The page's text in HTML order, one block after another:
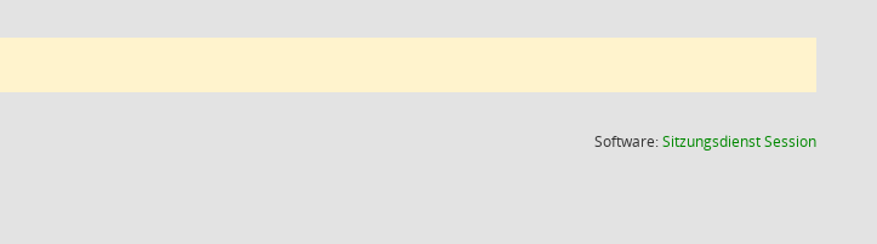
Software:SitzungsdienstSession(Wird in